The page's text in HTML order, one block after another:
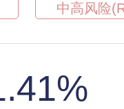
中高风险
%